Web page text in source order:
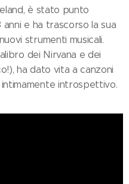
è stato punto
anni e ha trascorso la sua
strumenti musicali.
dei Nirvana e dei
ha dato vita a canzoni
introspettivo.